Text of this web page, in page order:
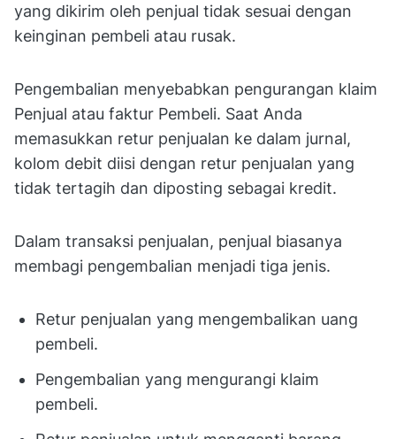
yang dikirim oleh penjual tidak sesuai dengan
keinginan pembeli atau rusak.
Pengembalian menyebabkan pengurangan klaim
Penjual atau faktur Pembeli. Saat Anda
memasukkan retur penjualan ke dalam jurnal,
kolom debit diisi dengan retur penjualan yang
tidak tertagih dan diposting sebagai kredit.
Dalam transaksi penjualan, penjual biasanya
membagi pengembalian menjadi tiga jenis.
Retur penjualan yang mengembalikan uang
pembeli.
Pengembalian yang mengurangi klaim
pembeli.